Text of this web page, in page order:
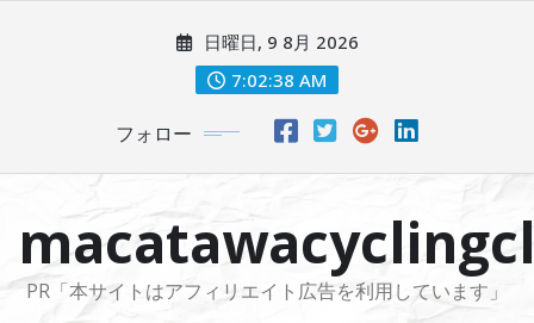
に
日曜日, 9 8月 2026
7:02:39 AM
フォロー
PR「本サイトはアフィリエイト広告を利用しています」